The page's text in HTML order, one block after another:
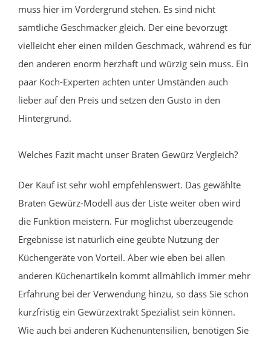
muss hier im Vordergrund stehen. Es sind nicht
sämtliche Geschmäcker gleich. Der eine bevorzugt
vielleicht eher einen milden Geschmack, während es für
den anderen enorm herzhaft und würzig sein muss. Ein
paar Koch-Experten achten unter Umständen auch
lieber auf den Preis und setzen den Gusto in den
Hintergrund.
Welches Fazit macht unser Braten Gewürz Vergleich?
Der Kauf ist sehr wohl empfehlenswert. Das gewählte
Braten Gewürz-Modell aus der Liste weiter oben wird
die Funktion meistern. Für möglichst überzeugende
Ergebnisse ist natürlich eine geübte Nutzung der
Küchengeräte von Vorteil. Aber wie eben bei allen
anderen Küchenartikeln kommt allmählich immer mehr
Erfahrung bei der Verwendung hinzu, so dass Sie schon
kurzfristig ein Gewürzextrakt Spezialist sein können.
Wie auch bei anderen Küchenuntensilien, benötigen Sie